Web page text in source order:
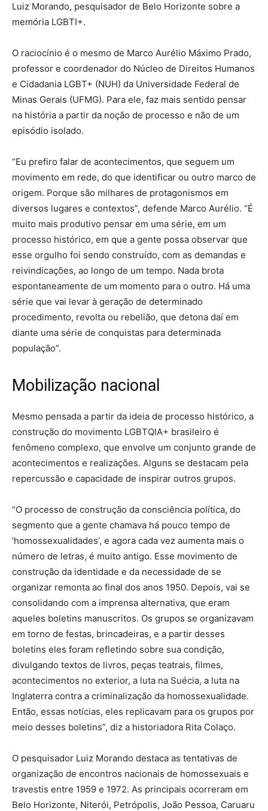
Luiz Morando, pesquisador de Belo Horizonte sobre a
memória LGBTI+.
O raciocínio é o mesmo de Marco Aurélio Máximo Prado,
professor e coordenador do Núcleo de Direitos Humanos
e Cidadania LGBT+ (NUH) da Universidade Federal de
Minas Gerais (UFMG). Para ele, faz mais sentido pensar
na história a partir da noção de processo e não de um
episódio isolado.
“Eu prefiro falar de acontecimentos, que seguem um
movimento em rede, do que identificar ou outro marco de
origem. Porque são milhares de protagonismos em
diversos lugares e contextos”, defende Marco Aurélio. “É
muito mais produtivo pensar em uma série, em um
processo histórico, em que a gente possa observar que
esse orgulho foi sendo construído, com as demandas e
reivindicações, ao longo de um tempo. Nada brota
espontaneamente de um momento para o outro. Há uma
série que vai levar à geração de determinado
procedimento, revolta ou rebelião, que detona daí em
diante uma série de conquistas para determinada
população”.
Mobilização nacional
Mesmo pensada a partir da ideia de processo histórico, a
construção do movimento LGBTQIA+ brasileiro é
fenômeno complexo, que envolve um conjunto grande de
acontecimentos e realizações. Alguns se destacam pela
repercussão e capacidade de inspirar outros grupos.
“O processo de construção da consciência política, do
segmento que a gente chamava há pouco tempo de
‘homossexualidades’, e agora cada vez aumenta mais o
número de letras, é muito antigo. Esse movimento de
construção da identidade e da necessidade de se
organizar remonta ao final dos anos 1950. Depois, vai se
consolidando com a imprensa alternativa, que eram
aqueles boletins manuscritos. Os grupos se organizavam
em torno de festas, brincadeiras, e a partir desses
boletins eles foram refletindo sobre sua condição,
divulgando textos de livros, peças teatrais, filmes,
acontecimentos no exterior, a luta na Suécia, a luta na
Inglaterra contra a criminalização da homossexualidade.
Então, essas notícias, eles replicavam para os grupos por
meio desses boletins”, diz a historiadora Rita Colaço.
O pesquisador Luiz Morando destaca as tentativas de
organização de encontros nacionais de homossexuais e
travestis entre 1959 e 1972. As principais ocorreram em
Belo Horizonte, Niterói, Petrópolis, João Pessoa, Caruaru